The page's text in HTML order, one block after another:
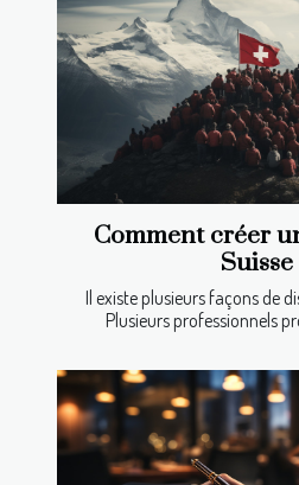
Comment créer
Suisse
Il existe plusieurs façons de
Plusieurs professionnels